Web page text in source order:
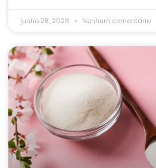
junho 28, 2026 Nenhum comentário